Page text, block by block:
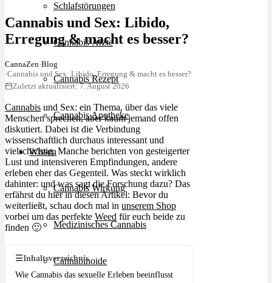
Schlafstörungen
Cannabis Ärzte
Cannabis Rezept
Cannabis Apotheke
Wissen
Cannabis Wirkung
Medizinisches Cannabis
Cannabinoide
Cannabis und Sex: Libido,
Erregung & macht es besser?
CannaZen›Blog
›Cannabis und Sex: Libido, Erregung & macht es besser?
Zuletzt aktualisiert: 7. August 2026
Cannabis und Sex: ein Thema, über das viele
Menschen sprechen, aber kaum jemand offen
diskutiert. Dabei ist die Verbindung
wissenschaftlich durchaus interessant und
vielschichtig. Manche berichten von gesteigerter
Lust und intensiveren Empfindungen, andere
erleben eher das Gegenteil. Was steckt wirklich
dahinter: und was sagt die Forschung dazu? Das
erfährst du hier in diesen Artikel: Bevor du
weiterließt, schau doch mal in unserem Shop
vorbei um das perfekte Weed für euch beide zu
finden 🙂
☰Inhaltsverzeichnis
Wie Cannabis das sexuelle Erleben beeinflusst